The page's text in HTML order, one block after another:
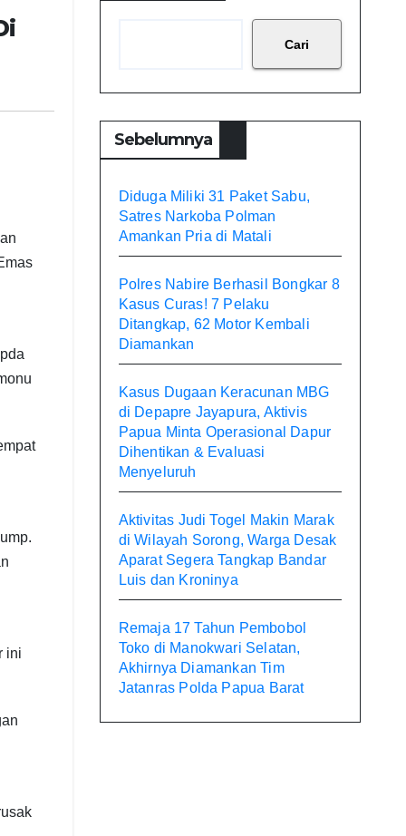
ini
Cari
Sebelumnya
Diduga Miliki 31 Paket Sabu,
Satres Narkoba Polman
Amankan Pria di Matali
Polres Nabire Berhasil Bongkar 8
Kasus Curas! 7 Pelaku
Ditangkap, 62 Motor Kembali
Diamankan
Kasus Dugaan Keracunan MBG
di Depapre Jayapura, Aktivis
Papua Minta Operasional Dapur
Dihentikan & Evaluasi
Menyeluruh
Aktivitas Judi Togel Makin Marak
di Wilayah Sorong, Warga Desak
Aparat Segera Tangkap Bandar
Luis dan Kroninya
Remaja 17 Tahun Pembobol
Toko di Manokwari Selatan,
Akhirnya Diamankan Tim
Jatanras Polda Papua Barat